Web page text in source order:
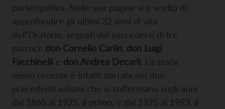
partecipativo. Nelle sue pagine si è scelto di
approfondire gli ultimi 32 anni di vita
dell’Oratorio, segnati dal succedersi di tre
parroci: don Cornelio Carlin don Luigi
Facchinelli e don Andrea Decarli. La storia
meno recente è infatti narrata nei due
precedenti volumi che si soffermano sugli anni
dal 1865 al 1925, il primo, e dal 1925 al 1993, il